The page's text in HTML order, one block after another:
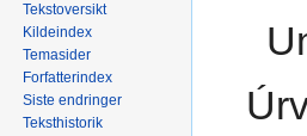
Tekstoversikt
Kildeindex
Temasider
Forfatterindex
Siste endringer
Teksthistorik